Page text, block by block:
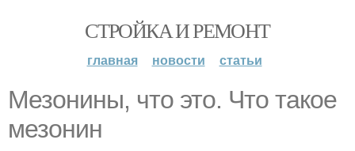
СТРОЙКА И РЕМОНТ
главная новости статьи
Мезонины, что это. Что такое
мезонин